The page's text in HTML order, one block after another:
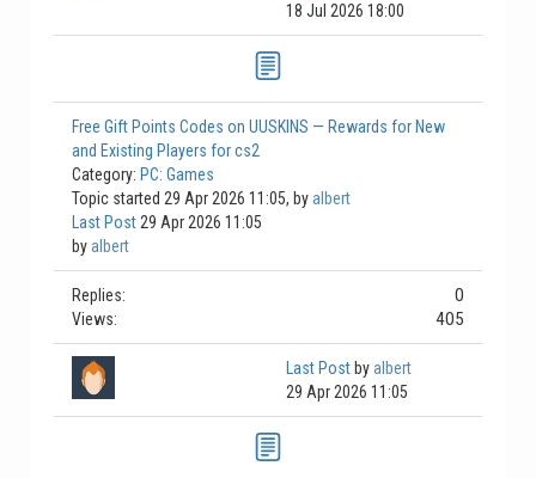
18 Jul 2026 18:00
Free Gift Points Codes on UUSKINS — Rewards for New
and Existing Players for cs2
Category: PC: Games
Topic started 29 Apr 2026 11:05, byalbert
Last Post 29 Apr 2026 11:05
byalbert
Replies: 0
Views: 405
Last Post byalbert
29 Apr 2026 11:05